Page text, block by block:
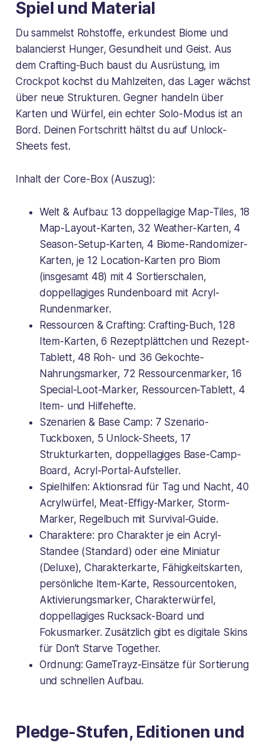
Spiel und Material
Du sammelst Rohstoffe, erkundest Biome und
balancierst Hunger, Gesundheit und Geist. Aus
dem Crafting-Buch baust du Ausrüstung, im
Crockpot kochst du Mahlzeiten, das Lager wächst
über neue Strukturen. Gegner handeln über
Karten und Würfel, ein echter Solo-Modus ist an
Bord. Deinen Fortschritt hältst du auf Unlock-
Sheets fest.
Inhalt der Core-Box (Auszug):
Welt & Aufbau: 13 doppellagige Map-Tiles, 18
Map-Layout-Karten, 32 Weather-Karten, 4
Season-Setup-Karten, 4 Biome-Randomizer-
Karten, je 12 Location-Karten pro Biom
(insgesamt 48) mit 4 Sortierschalen,
doppellagiges Rundenboard mit Acryl-
Rundenmarker.
Ressourcen & Crafting: Crafting-Buch, 128
Item-Karten, 6 Rezeptplättchen und Rezept-
Tablett, 48 Roh- und 36 Gekochte-
Nahrungsmarker, 72 Ressourcenmarker, 16
Special-Loot-Marker, Ressourcen-Tablett, 4
Item- und Hilfehefte.
Szenarien & Base Camp: 7 Szenario-
Tuckboxen, 5 Unlock-Sheets, 17
Strukturkarten, doppellagiges Base-Camp-
Board, Acryl-Portal-Aufsteller.
Spielhilfen: Aktionsrad für Tag und Nacht, 40
Acrylwürfel, Meat-Effigy-Marker, Storm-
Marker, Regelbuch mit Survival-Guide.
Charaktere: pro Charakter je ein Acryl-
Standee (Standard) oder eine Miniatur
(Deluxe), Charakterkarte, Fähigkeitskarten,
persönliche Item-Karte, Ressourcentoken,
Aktivierungsmarker, Charakterwürfel,
doppellagiges Rucksack-Board und
Fokusmarker. Zusätzlich gibt es digitale Skins
für Don’t Starve Together.
Ordnung: GameTrayz-Einsätze für Sortierung
und schnellen Aufbau.
Pledge-Stufen, Editionen und